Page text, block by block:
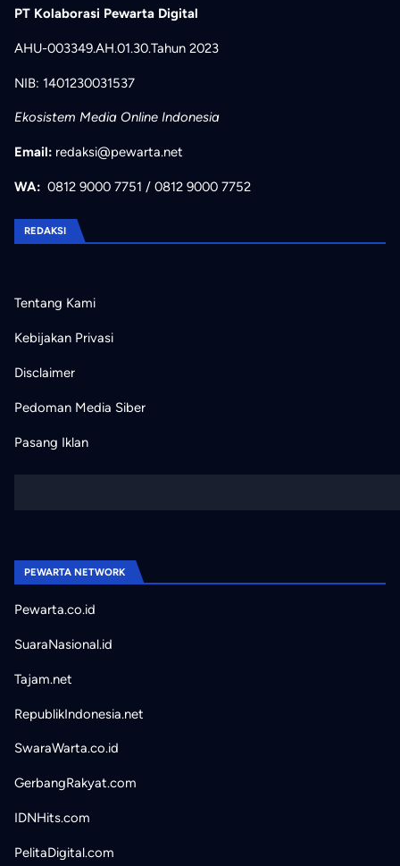
PT Kolaborasi Pewarta Digital
AHU-003349.AH.01.30.Tahun 2023
NIB: 1401230031537
Ekosistem Media Online Indonesia
Email: redaksi@pewarta.net
WA: 0812 9000 7751 / 0812 9000 7752
REDAKSI
Tentang Kami
Kebijakan Privasi
Disclaimer
Pedoman Media Siber
Pasang Iklan
PEWARTA NETWORK
Pewarta.co.id
SuaraNasional.id
Tajam.net
RepublikIndonesia.net
SwaraWarta.co.id
GerbangRakyat.com
IDNHits.com
PelitaDigital.com